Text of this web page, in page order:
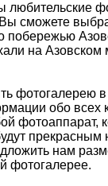
любительские
сможете
побережью
на
фотогалерею
обо всех
фотоаппарат,
нам
фотогалерее.